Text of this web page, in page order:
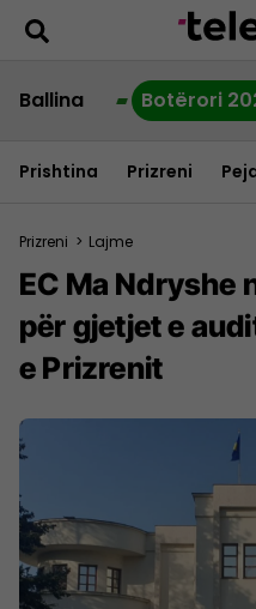
Ballina Botërori
Prishtina Prizreni
Prizreni > Lajme
EC Ma Ndryshe
për gjetjet e
e Prizrenit